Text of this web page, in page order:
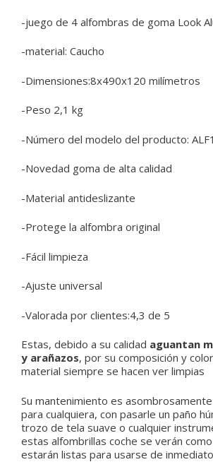
-juego de 4 alfombras de goma Look
-material: Caucho
-Dimensiones:8x490x120 milímetros
-Peso 2,1 kg
-Número del modelo del producto:
-Novedad goma de alta calidad
-Material antideslizante
-Protege la alfombra original
-Fácil limpieza
-Ajuste universal
-Valorada por clientes:4,3 de 5
Estas, debido a su calidad aguantan
y arañazos, por su composición y
material siempre se hacen ver limpias
Su mantenimiento es
para cualquiera, con pasarle un paño
trozo de tela suave o cualquier
estas alfombrillas coche se verán
estarán listas para usarse de